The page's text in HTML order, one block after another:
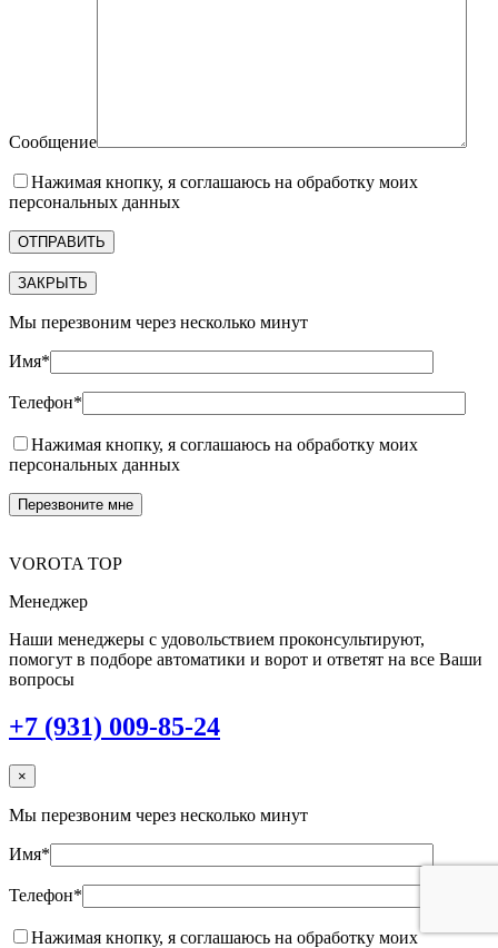
Сообщение
Нажимая кнопку, я соглашаюсь на обработку моих
персональных данных
ЗАКРЫТЬ
Мы перезвоним через несколько минут
Имя*
Телефон*
Нажимая кнопку, я соглашаюсь на обработку моих
персональных данных
VOROTA TOP
Менеджер
Наши менеджеры с удовольствием проконсультируют,
помогут в подборе автоматики и ворот и ответят на все Ваши
вопросы
+7 (931) 009-85-24
×
Мы перезвоним через несколько минут
Имя*
Телефон*
Нажимая кнопку, я соглашаюсь на обработку моих